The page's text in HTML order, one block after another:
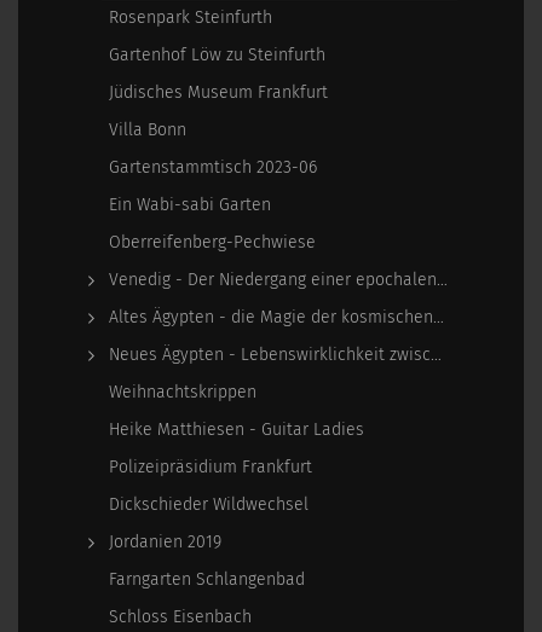
Rosenpark Steinfurth
Gartenhof Löw zu Steinfurth
Jüdisches Museum Frankfurt
Villa Bonn
Gartenstammtisch 2023-06
Ein Wabi-sabi Garten
Oberreifenberg-Pechwiese
Venedig - Der Niedergang einer epochalen Macht
Altes Ägypten - die Magie der kosmischen…
Neues Ägypten - Lebenswirklichkeit zwischen…
Weihnachtskrippen
Heike Matthiesen - Guitar Ladies
Polizeipräsidium Frankfurt
Dickschieder Wildwechsel
Jordanien 2019
Farngarten Schlangenbad
Schloss Eisenbach